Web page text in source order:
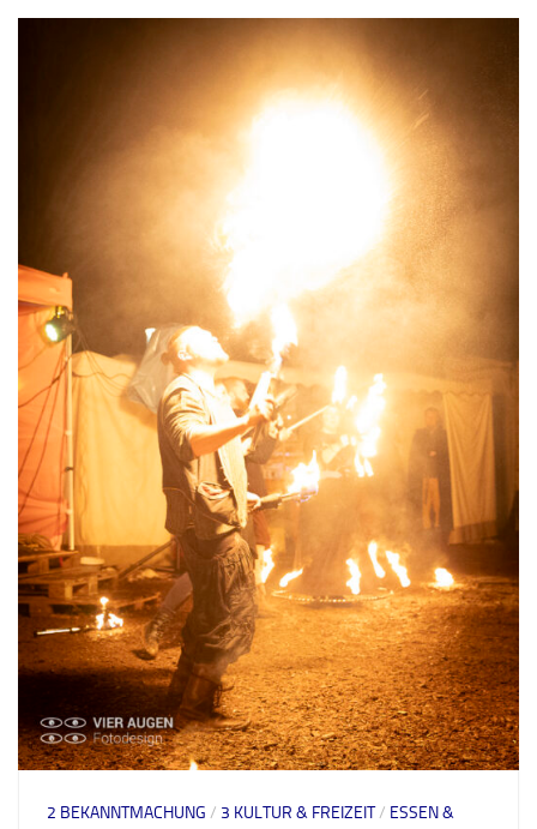
2 BEKANNTMACHUNG / 3 KULTUR & FREIZEIT/ ESSEN &